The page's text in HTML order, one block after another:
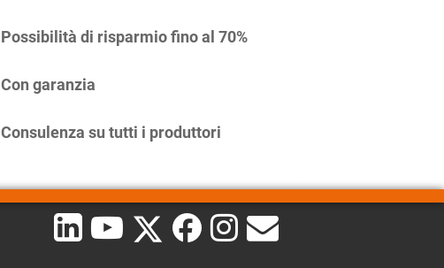
Possibilità di risparmio fino al 70%
Con garanzia
Consulenza su tutti i produttori